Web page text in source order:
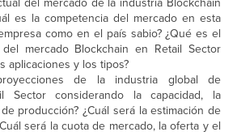
es la competencia del mercado en esta
como en el país sabio? ¿Qué es el
mercado Blockchain en Retail Sector
aplicaciones y los tipos?
de la industria global de
Sector considerando la capacidad, la
producción? ¿Cuál será la estimación de
será la cuota de mercado, la oferta y el